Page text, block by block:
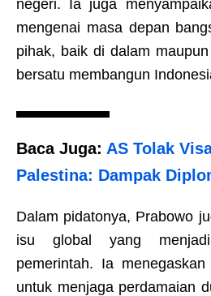
negeri. Ia juga
mengenai masa depan
pihak, baik di dalam
bersatu membangun
Baca Juga: AS Tolak
Palestina: Dampak
Dalam pidatonya, Prabowo
isu global yang
pemerintah. Ia
untuk menjaga perdamaian